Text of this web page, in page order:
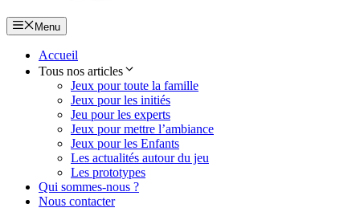
Menu
Accueil
Tous nos articles
Jeux pour toute la famille
Jeux pour les initiés
Jeu pour les experts
Jeux pour mettre l’ambiance
Jeux pour les Enfants
Les actualités autour du jeu
Les prototypes
Qui sommes-nous ?
Nous contacter